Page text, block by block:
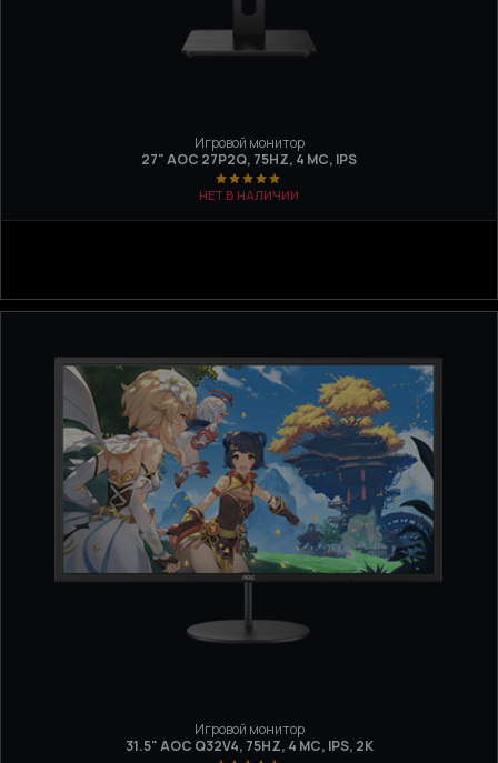
Игровой монитор
27" AOC 27P2Q, 75HZ, 4 МС, IPS
НЕТ В НАЛИЧИИ
Игровой монитор
31.5" AOC Q32V4, 75HZ, 4 МС, IPS, 2K